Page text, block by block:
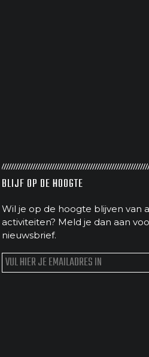
BLIJF OP DE HOOGTE
Wil je op de hoogte blijven van
activiteiten? Meld je dan aan
nieuwsbrief.